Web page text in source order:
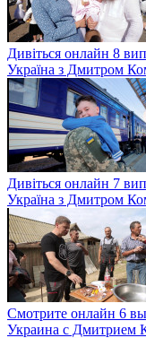
Дивіться онлайн 8
Україна з Дмитром
Дивіться онлайн 7
Україна з Дмитром
Смотрите онлайн 6
Украина с Дмитрием